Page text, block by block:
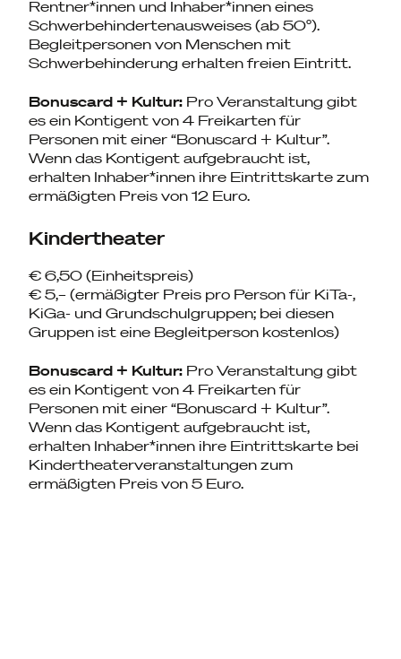
Rentner*innen und Inhaber*innen eines
Schwerbehindertenausweises (ab 50°).
Begleitpersonen von Menschen mit
Schwerbehinderung erhalten freien Eintritt.
Bonuscard + Kultur: Pro Veranstaltung gibt
es ein Kontigent von 4 Freikarten für
Personen mit einer “Bonuscard + Kultur”.
Wenn das Kontigent aufgebraucht ist,
erhalten Inhaber*innen ihre Eintrittskarte zum
ermäßigten Preis von 12 Euro.
Kindertheater
€ 6,50 (Einheitspreis)
€ 5,– (ermäßigter Preis pro Person für KiTa-,
KiGa- und Grundschulgruppen; bei diesen
Gruppen ist eine Begleitperson kostenlos)
Bonuscard + Kultur: Pro Veranstaltung gibt
es ein Kontigent von 4 Freikarten für
Personen mit einer “Bonuscard + Kultur”.
Wenn das Kontigent aufgebraucht ist,
erhalten Inhaber*innen ihre Eintrittskarte bei
Kindertheaterveranstaltungen zum
ermäßigten Preis von 5 Euro.